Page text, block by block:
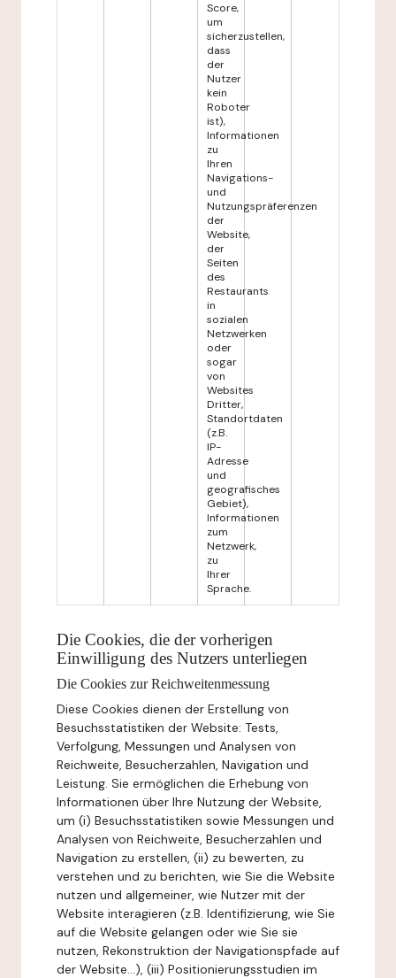
Score,
um
sicherzustellen,
dass
der
Nutzer
kein
Roboter
ist),
Informationen
zu
Ihren
Navigations-
und
Nutzungspräferenzen
der
Website,
der
Seiten
des
Restaurants
in
sozialen
Netzwerken
oder
sogar
von
Websites
Dritter,
Standortdaten
(z.B.
IP-
Adresse
und
geografisches
Gebiet),
Informationen
zum
Netzwerk,
zu
Ihrer
Sprache.
Die Cookies, die der vorherigen
Einwilligung des Nutzers unterliegen
Die Cookies zur Reichweitenmessung
Diese Cookies dienen der Erstellung von
Besuchsstatistiken der Website: Tests,
Verfolgung, Messungen und Analysen von
Reichweite, Besucherzahlen, Navigation und
Leistung. Sie ermöglichen die Erhebung von
Informationen über Ihre Nutzung der Website,
um (i) Besuchsstatistiken sowie Messungen und
Analysen von Reichweite, Besucherzahlen und
Navigation zu erstellen, (ii) zu bewerten, zu
verstehen und zu berichten, wie Sie die Website
nutzen und allgemeiner, wie Nutzer mit der
Website interagieren (z.B. Identifizierung, wie Sie
auf die Website gelangen oder wie Sie sie
nutzen, Rekonstruktion der Navigationspfade auf
der Website...), (iii) Positionierungsstudien im